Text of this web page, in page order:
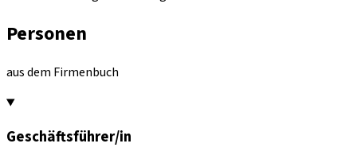
Personen
aus dem Firmenbuch
Geschäftsführer/in